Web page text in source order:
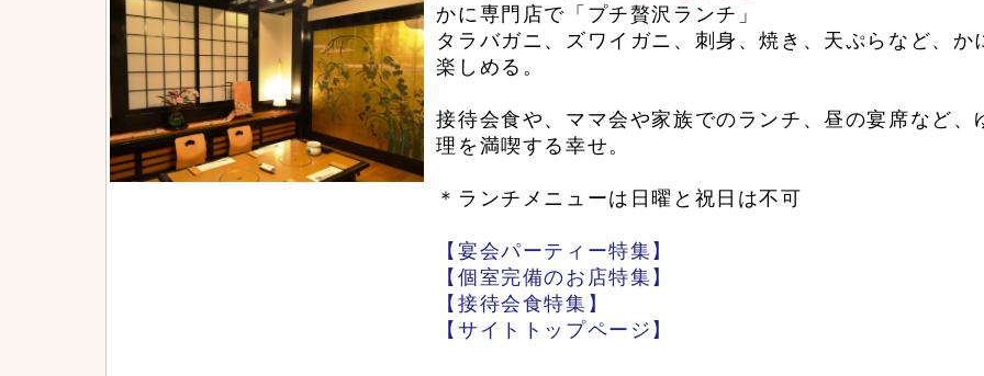
パパママ＆シニア
かに専門店で「プチ贅沢ランチ」
タラバガニ、ズワイガニ、刺身、焼き、天ぷらなど、
楽しめる。
接待会食や、ママ会や家族でのランチ、昼の宴席など
理を満喫する幸せ。
＊ランチメニューは日曜と祝日は不可
【宴会パーティー特集】
【個室完備のお店特集】
【接待会食特集】
【サイトトップページ】